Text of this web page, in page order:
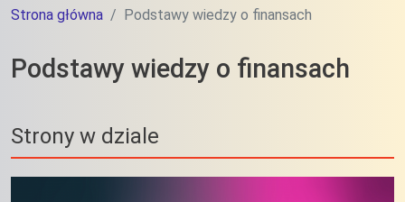
Strona główna Podstawy wiedzy o finansach
Podstawy wiedzy o finansach
Strony w dziale